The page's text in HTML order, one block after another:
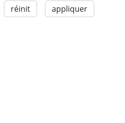
réinit appliquer